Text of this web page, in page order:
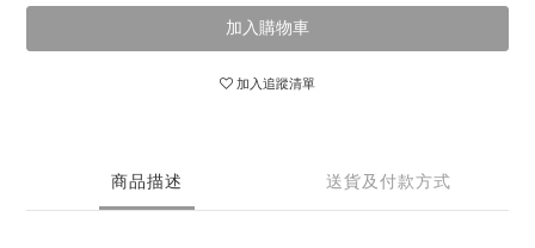
加入購物車
加入追蹤清單
商品描述 送貨及付款方式